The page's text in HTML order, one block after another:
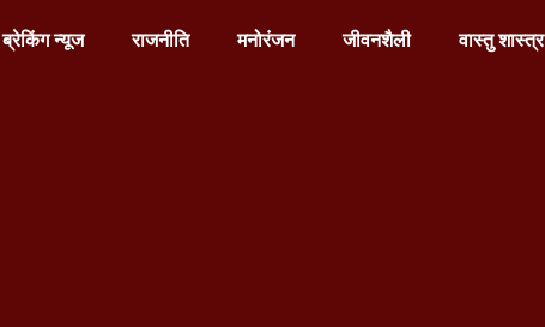
ब्रेकिंग न्यूज राजनीति मनोरंजन जीवनशैली वास्तु शास्त्र